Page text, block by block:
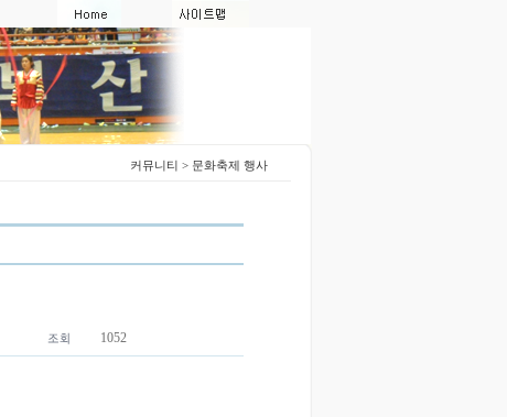
커뮤니티 > 문화축제 행사
1052